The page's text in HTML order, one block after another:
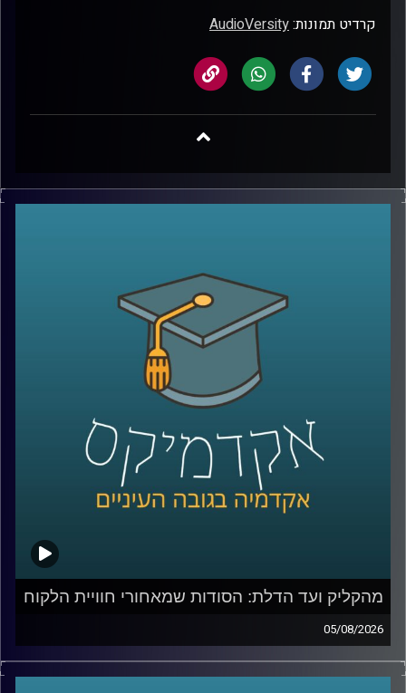
קרדיט תמונות:AudioVersity
מהקליק ועד הדלת: הסודות שמאחורי חוויית הלקוח
05/08/2026
כולנו מזמינים היום כמעט הכול בלחיצת כפתור, אוכל, בגדים,
תרופות, אפילו את הקניות לסוף השבוע. אבל כמה מאיתנו